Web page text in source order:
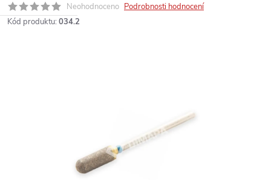
Neohodnoceno Podrobnosti hodnocení
Kód produktu: 034.2